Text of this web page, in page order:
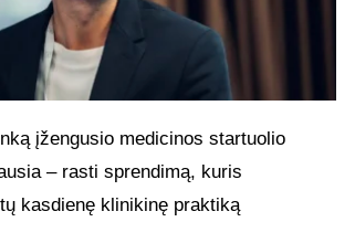
įžengusio medicinos startuolio
– rasti sprendimą, kuris
kasdienę klinikinę praktiką